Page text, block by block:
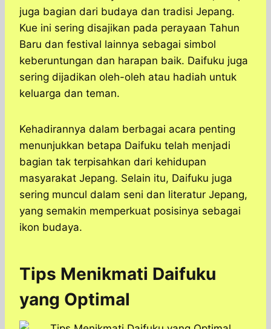
juga bagian dari budaya dan tradisi Jepang.
Kue ini sering disajikan pada perayaan Tahun
Baru dan festival lainnya sebagai simbol
keberuntungan dan harapan baik. Daifuku juga
sering dijadikan oleh-oleh atau hadiah untuk
keluarga dan teman.
Kehadirannya dalam berbagai acara penting
menunjukkan betapa Daifuku telah menjadi
bagian tak terpisahkan dari kehidupan
masyarakat Jepang. Selain itu, Daifuku juga
sering muncul dalam seni dan literatur Jepang,
yang semakin memperkuat posisinya sebagai
ikon budaya.
Tips Menikmati Daifuku
yang Optimal